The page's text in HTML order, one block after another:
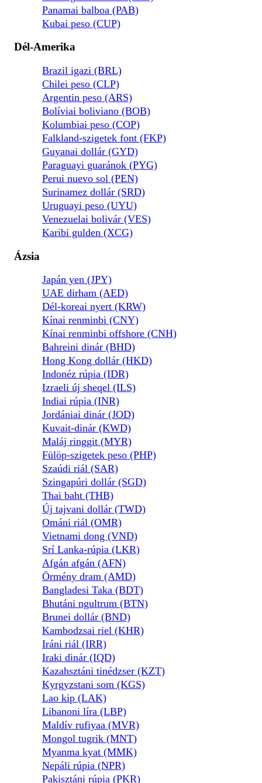
Panamai balboa (PAB)
Kubai peso (CUP)
Dél-Amerika
Brazil igazi (BRL)
Chilei peso (CLP)
Argentin peso (ARS)
Bolíviai boliviano (BOB)
Kolumbiai peso (COP)
Falkland-szigetek font (FKP)
Guyanai dollár (GYD)
Paraguayi guaránok (PYG)
Perui nuevo sol (PEN)
Surinamez dollár (SRD)
Uruguayi peso (UYU)
Venezuelai bolivár (VES)
Karibi gulden (XCG)
Ázsia
Japán yen (JPY)
UAE dirham (AED)
Dél-koreai nyert (KRW)
Kínai renminbi (CNY)
Kínai renminbi offshore (CNH)
Bahreini dinár (BHD)
Hong Kong dollár (HKD)
Indonéz rúpia (IDR)
Izraeli új sheqel (ILS)
Indiai rúpia (INR)
Jordániai dinár (JOD)
Kuvait-dinár (KWD)
Maláj ringgit (MYR)
Fülöp-szigetek peso (PHP)
Szaúdi riál (SAR)
Szingapúri dollár (SGD)
Thai baht (THB)
Új tajvani dollár (TWD)
Ománi riál (OMR)
Vietnami dong (VND)
Srí Lanka-rúpia (LKR)
Afgán afgán (AFN)
Örmény dram (AMD)
Bangladesi Taka (BDT)
Bhutáni ngultrum (BTN)
Brunei dollár (BND)
Kambodzsai riel (KHR)
Iráni riál (IRR)
Iraki dinár (IQD)
Kazahsztáni tinédzser (KZT)
Kyrgyzstani som (KGS)
Lao kip (LAK)
Libanoni líra (LBP)
Maldív rufiyaa (MVR)
Mongol tugrik (MNT)
Myanma kyat (MMK)
Nepáli rúpia (NPR)
Pakisztáni rúpia (PKR)